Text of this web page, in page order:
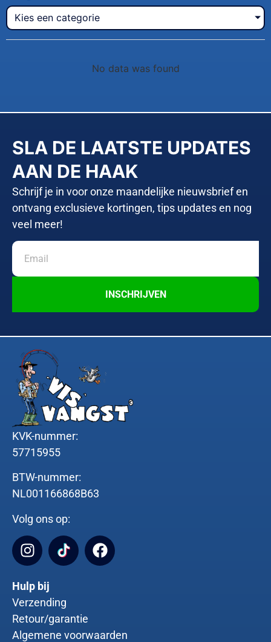
Kies een categorie
No data was found
SLA DE LAATSTE UPDATES
AAN DE HAAK
Schrijf je in voor onze maandelijke nieuwsbrief en
ontvang exclusieve kortingen, tips updates en nog
veel meer!
INSCHRIJVEN
KVK-nummer:
57715955
BTW-nummer:
NL001166868B63
Volg ons op:
Hulp bij
Verzending
Retour/garantie
Algemene voorwaarden